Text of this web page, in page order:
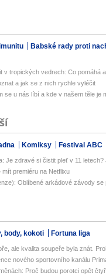
Babské rady proti
v tropických vedrech: Co pomáhá a
a jak se z nich rychle vyléčit
se u nás líbí a kde v našem těle je
Komiksy Festival ABC
Je zdravé si čistit pleť v 11 letech?
mít premiéru na Netflixu
Oblíbené arkádové závody se
body, kokoti Fortuna liga
ale kvalita soupeře byla znát.
nového sportovního kanálu
Proč budou porotci opět